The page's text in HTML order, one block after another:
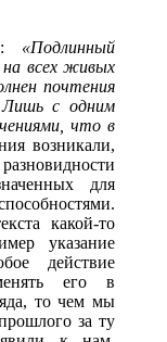
«Подлинный
на всех живых
почтения
Лишь с одним
что в
возникали,
для
какой-то
указание
действие
его в
то чем мы
за ту